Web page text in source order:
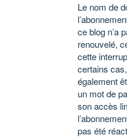
Le nom de
ce blog n’a
renouvelé,
cette
certains
également
un mot de
son accès
pas été